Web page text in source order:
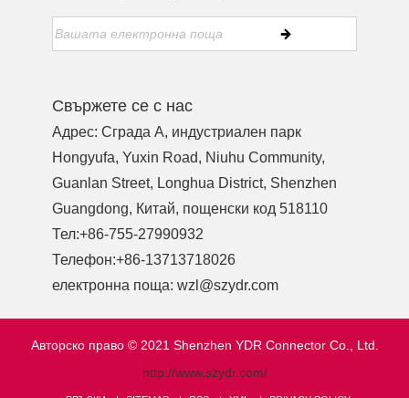
Свържете се с нас
Адрес: Сграда A, индустриален парк
Hongyufa, Yuxin Road, Niuhu Community,
Guanlan Street, Longhua District, Shenzhen
Guangdong, Китай, пощенски код 518110
Тел:+86-755-27990932
Телефон:+86-13713718026
електронна поща:wzl@szydr.com
Авторско право © 2021 Shenzhen YDR Connector Co., Ltd.
http://www.szydr.com/